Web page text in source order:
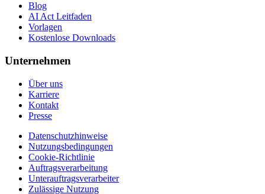
Blog
AI Act Leitfaden
Vorlagen
Kostenlose Downloads
Unternehmen
Über uns
Karriere
Kontakt
Presse
Datenschutzhinweise
Nutzungsbedingungen
Cookie-Richtlinie
Auftragsverarbeitung
Unterauftragsverarbeiter
Zulässige Nutzung